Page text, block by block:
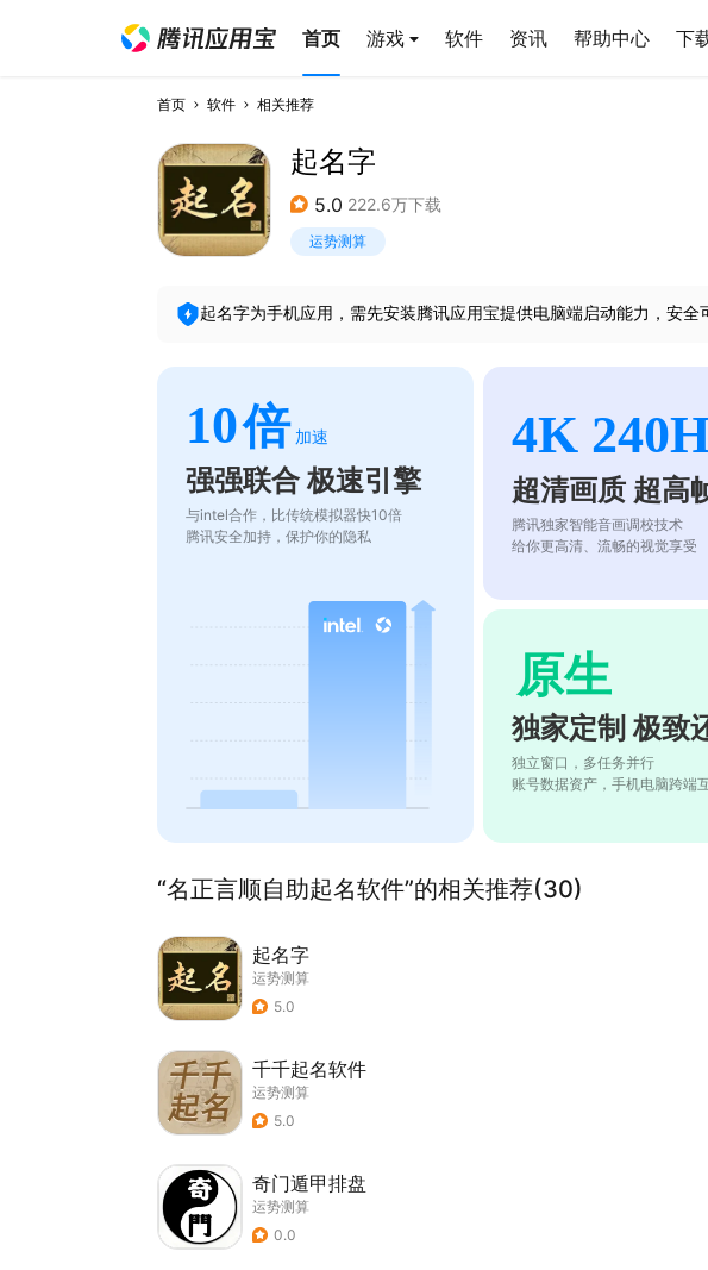
首页 游戏 软件 资讯 帮助中心 下
首页 软件 相关推荐
起名字
5.0 222.6万下载
运势测算
起名字为手机应用，需先安装腾讯应用宝提供电脑端启动能力，安全
10倍 加速
强强联合 极速引擎
与intel合作，比传统模拟器快10倍
腾讯安全加持，保护你的隐私
4K
超清画质 超高
腾讯独家智能音画调校技术
给你更高清、流畅的视觉享受
原生
独家定制 极致
独立窗口，多任务并行
账号数据资产，手机电脑跨端
“名正言顺自助起名软件”的相关推荐(30)
起名字
运势测算
5.0
千千起名软件
运势测算
5.0
奇门遁甲排盘
运势测算
0.0